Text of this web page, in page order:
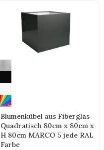
Blumenkübel aus Fiberglas
Quadratisch 80cm x 80cm x
H 80cm MARCO 5 jede RAL
Farbe